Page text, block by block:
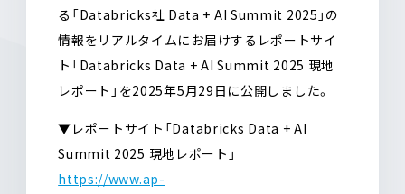
る「Databricks社 Data + AI Summit 2025」の
情報をリアルタイムにお届けするレポートサイ
ト「Databricks Data + AI Summit 2025 現地
レポート」を2025年5月29日に公開しました。
▼レポートサイト「Databricks Data + AI
Summit 2025 現地レポート」
https://www.ap-